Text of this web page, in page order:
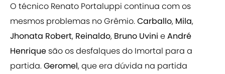
O técnico Renato Portaluppi continua com os
mesmos problemas no Grêmio.Carballo, Mila,
Jhonata Robert, Reinaldo, Bruno Uvini eAndré
Henrique são os desfalques do Imortal para a
partida.Geromel, que era dúvida na partida